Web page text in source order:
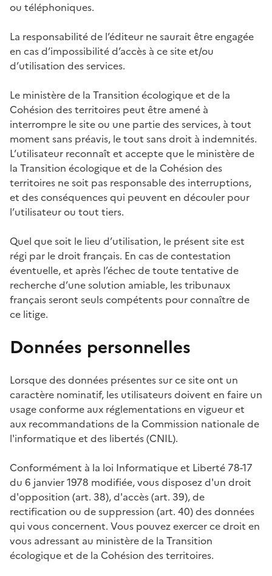
ou téléphoniques.
La responsabilité de l’éditeur ne saurait être engagée
en cas d’impossibilité d’accès à ce site et/ou
d’utilisation des services.
Le ministère de la Transition écologique et de la
Cohésion des territoires peut être amené à
interrompre le site ou une partie des services, à tout
moment sans préavis, le tout sans droit à indemnités.
L’utilisateur reconnaît et accepte que le ministère de
la Transition écologique et de la Cohésion des
territoires ne soit pas responsable des interruptions,
et des conséquences qui peuvent en découler pour
l’utilisateur ou tout tiers.
Quel que soit le lieu d’utilisation, le présent site est
régi par le droit français. En cas de contestation
éventuelle, et après l’échec de toute tentative de
recherche d’une solution amiable, les tribunaux
français seront seuls compétents pour connaître de
ce litige.
Données personnelles
Lorsque des données présentes sur ce site ont un
caractère nominatif, les utilisateurs doivent en faire un
usage conforme aux réglementations en vigueur et
aux recommandations de la Commission nationale de
l'informatique et des libertés (CNIL).
Conformément à la loi Informatique et Liberté 78-17
du 6 janvier 1978 modifiée, vous disposez d'un droit
d'opposition (art. 38), d'accès (art. 39), de
rectification ou de suppression (art. 40) des données
qui vous concernent. Vous pouvez exercer ce droit en
vous adressant au ministère de la Transition
écologique et de la Cohésion des territoires.